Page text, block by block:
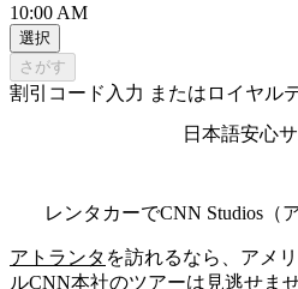
10:00 AM
選択
さがす
割引コード入力 またはロイヤル
日本語安心
レンタカーでCNN Studios（
アトランタ を訪れるなら、アメ
ルCNN本社のツアーは見逃せま